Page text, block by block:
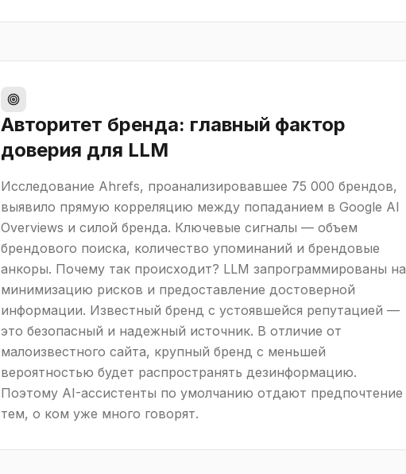
Авторитет бренда: главный фактор
доверия для LLM
Исследование Ahrefs, проанализировавшее 75 000 брендов,
выявило прямую корреляцию между попаданием в Google AI
Overviews и силой бренда. Ключевые сигналы — объем
брендового поиска, количество упоминаний и брендовые
анкоры. Почему так происходит? LLM запрограммированы на
минимизацию рисков и предоставление достоверной
информации. Известный бренд с устоявшейся репутацией —
это безопасный и надежный источник. В отличие от
малоизвестного сайта, крупный бренд с меньшей
вероятностью будет распространять дезинформацию.
Поэтому AI-ассистенты по умолчанию отдают предпочтение
тем, о ком уже много говорят.